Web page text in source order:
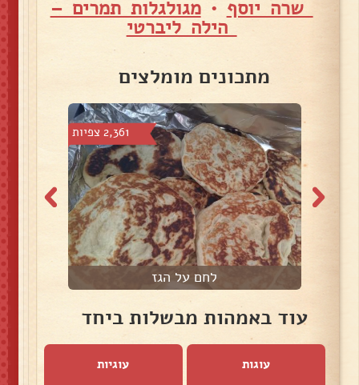
שרה יוסף •מגולגלות תמרים –
הילה ליברטי
מתכונים מומלצים
2,361 צפיות
לחם על הגז
עוד באמהות מבשלות ביחד
עוגות עוגיות